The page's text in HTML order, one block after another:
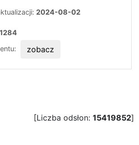
2024-08-02
1284
zobacz
[Liczba odsłon: 15419852]